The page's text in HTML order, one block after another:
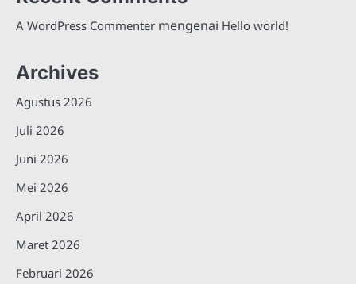
A WordPress Commenter mengenai Hello world!
Archives
Agustus 2026
Juli 2026
Juni 2026
Mei 2026
April 2026
Maret 2026
Februari 2026